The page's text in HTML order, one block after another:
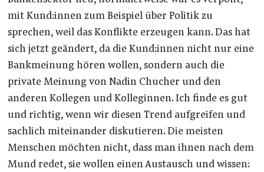
mit Kund:innen zum Beispiel über Politik zu
sprechen, weil das Konflikte erzeugen kann. Das hat
sich jetzt geändert, da die Kund:innen nicht nur eine
Bankmeinung hören wollen, sondern auch die
private Meinung von Nadin Chucher und den
anderen Kollegen und Kolleginnen. Ich finde es gut
und richtig, wenn wir diesen Trend aufgreifen und
sachlich miteinander diskutieren. Die meisten
Menschen möchten nicht, dass man ihnen nach dem
Mund redet, sie wollen einen Austausch und wissen: